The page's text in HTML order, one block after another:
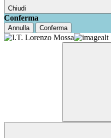
Chiudi
Conferma
Annulla Conferma